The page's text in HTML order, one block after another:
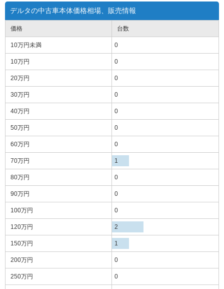
デルタの中古車本体価格相場、販売情報
価格
10万円未満
10万円
20万円
30万円
40万円
50万円
60万円
70万円
80万円
90万円
100万円
120万円
150万円
200万円
250万円
台数
0
0
0
0
0
0
0
1
0
0
0
2
1
0
0